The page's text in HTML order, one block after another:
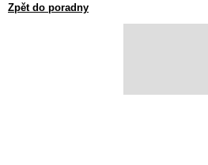
Zpět do poradny